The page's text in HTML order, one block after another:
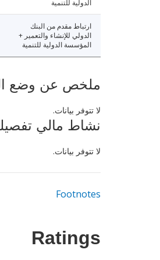
الدولية للتنمية
ارتباط مقدم من البنك
الدولي للإنشاء والتعمير +
المؤسسة الدولية للتنمية
ملخص عن وضع
لا تتوفر بيانات.
نشاط مالي تفصيلي في
لا تتوفر بيانات.
Footnotes
Ratings